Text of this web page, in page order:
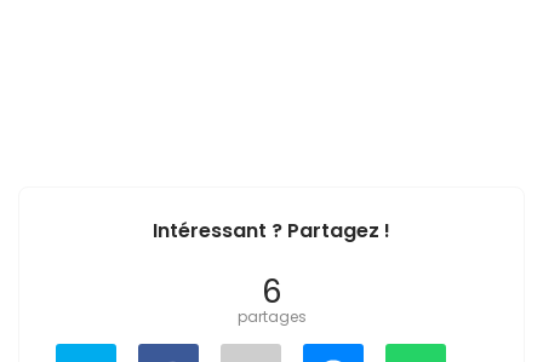
Intéressant ? Partagez !
6
partages